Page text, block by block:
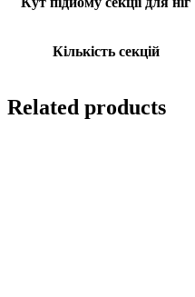
Кількість секцій
Related products